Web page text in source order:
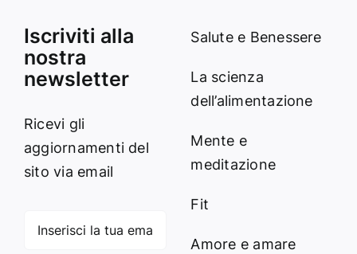
Iscriviti alla
nostra
newsletter
Ricevi gli
aggiornamenti del
sito via email
Salute e Benessere
La scienza
dell’alimentazione
Mente e
meditazione
Fit
Amore e amare